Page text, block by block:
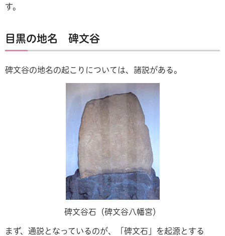
す。
目黒の地名 碑文谷
碑文谷の地名の起こりについては、諸説がある。
碑文谷石（碑文谷八幡宮）
まず、通説となっているのが、「碑文石」を起源とする